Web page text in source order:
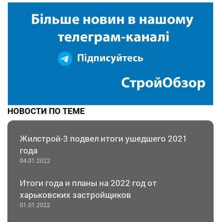
НОВОСТИ ПО ТЕМЕ
Жилстрой-3 подвел итоги ушедшего 2021
года
04.01.2022
Итоги года и планы на 2022 год от
харьковских застройщиков
01.01.2022